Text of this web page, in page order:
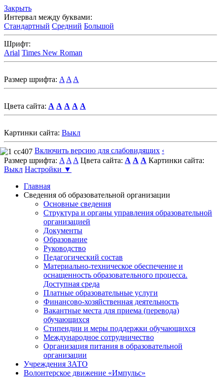
Закрыть
Интервал между буквами:
Стандартный Средний Большой
Шрифт:
Arial Times New Roman
Размер шрифта: A A A
Цвета сайта: A A A A A
Картинки сайта: Выкл
Включить версию для слабовидящих ‹
Размер шрифта: A A A Цвета сайта: A A A Картинки сайта:
Выкл Настройки ▼
Главная
Сведения об образовательной организации
Основные сведения
Структура и органы управления образовательной
организацией
Документы
Образование
Руководство
Педагогический состав
Материально-техническое обеспечение и
оснащенность образовательного процесса.
Доступная среда
Платные образовательные услуги
Финансово-хозяйственная деятельность
Вакантные места для приема (перевода)
обучающихся
Стипендии и меры поддержки обучающихся
Международное сотрудничество
Организация питания в образовательной
организации
Учреждения ЗАТО
Волонтерское движение «Импульс»